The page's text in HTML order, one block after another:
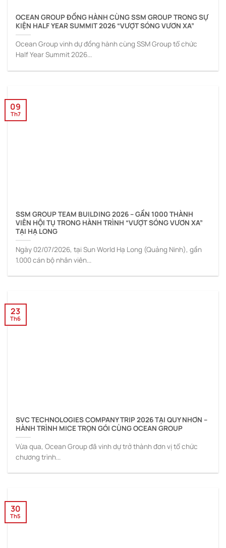
OCEAN GROUP ĐỒNG HÀNH CÙNG SSM GROUP TRONG SỰ
KIỆN HALF YEAR SUMMIT 2026 “VƯỢT SÓNG VƯƠN XA”
Ocean Group vinh dự đồng hành cùng SSM Group tổ chức
Half Year Summit 2026...
SSM GROUP TEAM BUILDING 2026 – GẦN 1000 THÀNH
VIÊN HỘI TỤ TRONG HÀNH TRÌNH “VƯỢT SÓNG VƯƠN XA”
TẠI HẠ LONG
Ngày 02/07/2026, tại Sun World Hạ Long (Quảng Ninh), gần
1.000 cán bộ nhân viên...
09
Th7
SVC TECHNOLOGIES COMPANY TRIP 2026 TẠI QUY NHƠN –
HÀNH TRÌNH MICE TRỌN GÓI CÙNG OCEAN GROUP
Vừa qua, Ocean Group đã vinh dự trở thành đơn vị tổ chức
chương trình...
23
Th6
30
Th5